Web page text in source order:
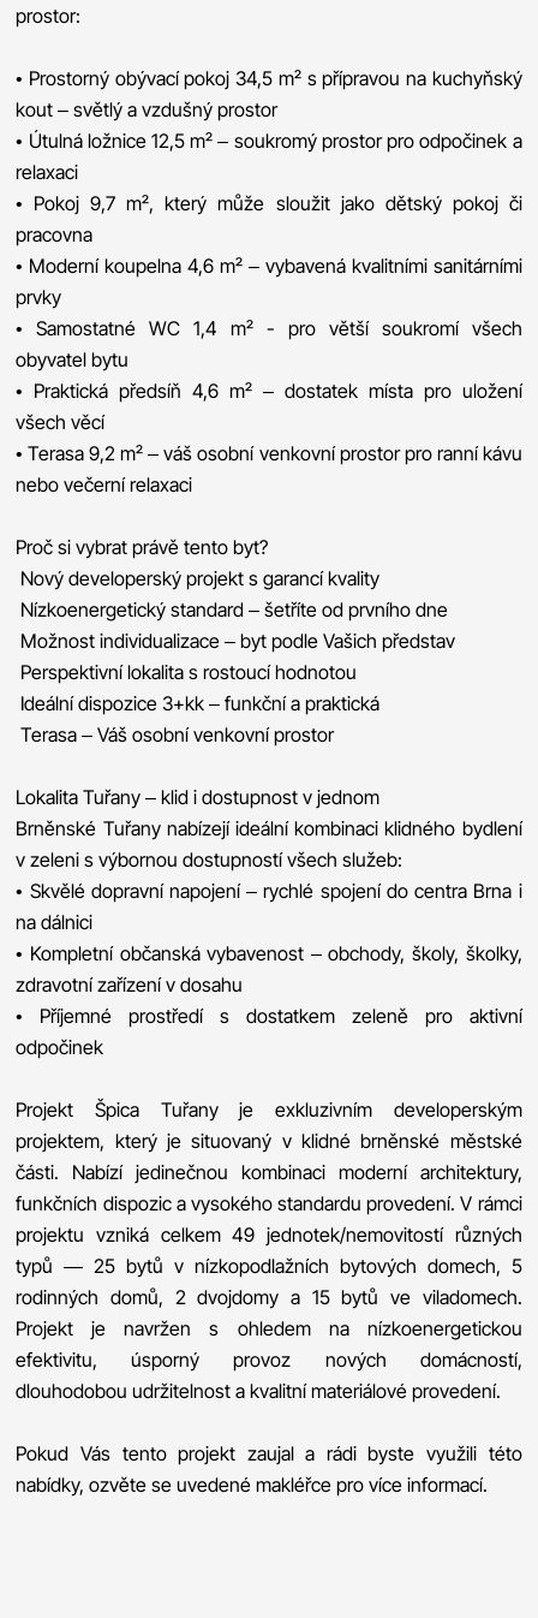
prostor:
• Prostorný obývací pokoj 34,5 m² s přípravou na kuchyňský
kout – světlý a vzdušný prostor
• Útulná ložnice 12,5 m² – soukromý prostor pro odpočinek a
relaxaci
• Pokoj 9,7 m², který může sloužit jako dětský pokoj či
pracovna
• Moderní koupelna 4,6 m² – vybavená kvalitními sanitárními
prvky
• Samostatné WC 1,4 m² - pro větší soukromí všech
obyvatel bytu
• Praktická předsíň 4,6 m² – dostatek místa pro uložení
všech věcí
• Terasa 9,2 m² – váš osobní venkovní prostor pro ranní kávu
nebo večerní relaxaci
Proč si vybrat právě tento byt?
️ Nový developerský projekt s garancí kvality
️ Nízkoenergetický standard – šetříte od prvního dne
️ Možnost individualizace – byt podle Vašich představ
️ Perspektivní lokalita s rostoucí hodnotou
️ Ideální dispozice 3+kk – funkční a praktická
️ Terasa – Váš osobní venkovní prostor
Lokalita Tuřany – klid i dostupnost v jednom
Brněnské Tuřany nabízejí ideální kombinaci klidného bydlení
v zeleni s výbornou dostupností všech služeb:
• Skvělé dopravní napojení – rychlé spojení do centra Brna i
na dálnici
• Kompletní občanská vybavenost – obchody, školy, školky,
zdravotní zařízení v dosahu
• Příjemné prostředí s dostatkem zeleně pro aktivní
odpočinek
Projekt Špica Tuřany je exkluzivním developerským
projektem, který je situovaný v klidné brněnské městské
části. Nabízí jedinečnou kombinaci moderní architektury,
funkčních dispozic a vysokého standardu provedení. V rámci
projektu vzniká celkem 49 jednotek/nemovitostí různých
typů — 25 bytů v nízkopodlažních bytových domech, 5
rodinných domů, 2 dvojdomy a 15 bytů ve viladomech.
Projekt je navržen s ohledem na nízkoenergetickou
efektivitu, úsporný provoz nových domácností,
dlouhodobou udržitelnost a kvalitní materiálové provedení.
Pokud Vás tento projekt zaujal a rádi byste využili této
nabídky, ozvěte se uvedené makléřce pro více informací.